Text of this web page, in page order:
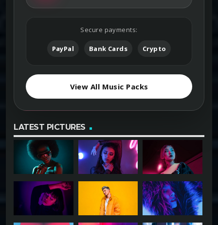
Secure payments:
PayPal Bank Cards Crypto
View All Music Packs
LATEST PICTURES